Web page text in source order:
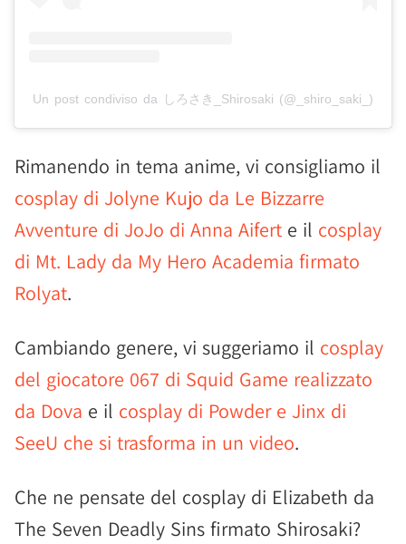
Un post condiviso da しろさき_Shirosaki (@_shiro_saki_)
Rimanendo in tema anime, vi consigliamo il
cosplay di Jolyne Kujo da Le Bizzarre
Avventure di JoJo di Anna Aifert e il cosplay
di Mt. Lady da My Hero Academia firmato
Rolyat.
Cambiando genere, vi suggeriamo il cosplay
del giocatore 067 di Squid Game realizzato
da Dova e il cosplay di Powder e Jinx di
SeeU che si trasforma in un video.
Che ne pensate del cosplay di Elizabeth da
The Seven Deadly Sins firmato Shirosaki?